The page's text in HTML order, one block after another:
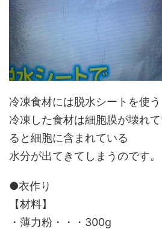
冷凍食材には脱水シートを使う
冷凍した食材は細胞膜が壊れ
ると細胞に含まれている
水分が出てきてしまうのです。
●衣作り
【材料】
・薄力粉・・・300g